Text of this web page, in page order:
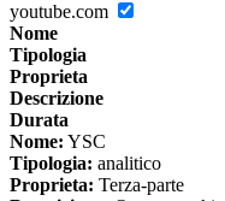
youtube.com
Nome
Tipologia
Proprieta
Descrizione
Durata
Nome: YSC
Tipologia: analitico
Proprieta: Terza-parte